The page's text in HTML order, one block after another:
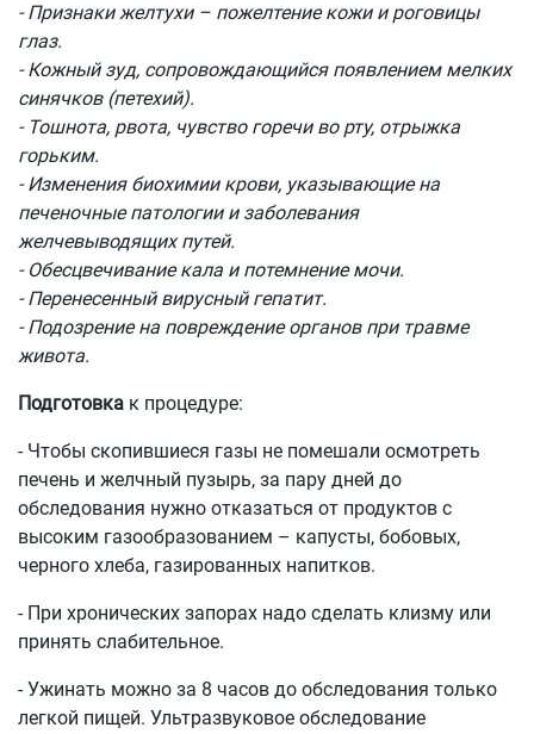
- Признаки желтухи – пожелтение кожи и роговицы
глаз.
- Кожный зуд, сопровождающийся появлением мелких
синячков (петехий).
- Тошнота, рвота, чувство горечи во рту, отрыжка
горьким.
- Изменения биохимии крови, указывающие на
печеночные патологии и заболевания
желчевыводящих путей.
- Обесцвечивание кала и потемнение мочи.
- Перенесенный вирусный гепатит.
- Подозрение на повреждение органов при травме
живота.
Подготовка к процедуре:
- Чтобы скопившиеся газы не помешали осмотреть
печень и желчный пузырь, за пару дней до
обследования нужно отказаться от продуктов с
высоким газообразованием – капусты, бобовых,
черного хлеба, газированных напитков.
- При хронических запорах надо сделать клизму или
принять слабительное.
- Ужинать можно за 8 часов до обследования только
легкой пищей. Ультразвуковое обследование